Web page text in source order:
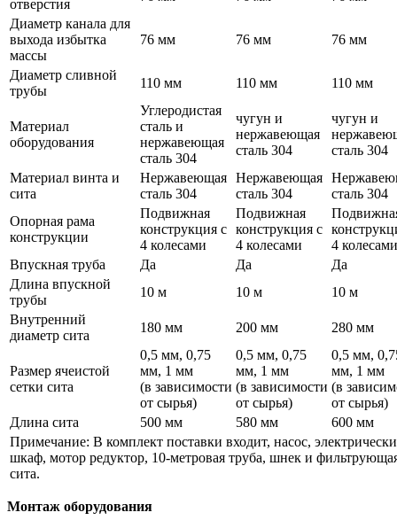
отверстия
Диаметр канала для
выхода избытка
массы
76 мм 76 мм 76 мм
Диаметр сливной
трубы
110 мм 110 мм 110 мм
Материал
оборудования
Углеродистая
сталь и
нержавеющая
сталь 304
чугун и
нержавеющая
сталь 304
чугун и
сталь 304
Материал винта и
сита
Нержавеющая
сталь 304
Нержавеющая
сталь 304
сталь 304
Опорная рама
конструкции
Подвижная
конструкция с
4 колесами
Подвижная
конструкция с
4 колесами
4 колесами
Впускная труба
Да Да
Да
Длина впускной
трубы
10 м 10 м
10 м
Внутренний
диаметр сита
180 мм 200 мм 280 мм
Размер ячеистой
сетки сита
0,5 мм, 0,75
мм, 1 мм
(в зависимости
от сырья)
0,5 мм, 0,75
мм, 1 мм
(в зависимости
от сырья)
0,5 мм,
мм, 1 мм
(в
от сырья)
Длина сита
500 мм 580 мм
600 мм
Примечание: В комплект поставки входит, насос,
шкаф, мотор редуктор, 10-метровая труба, шнек и
сита.
Монтаж оборудования